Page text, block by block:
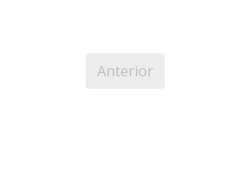
Anterior